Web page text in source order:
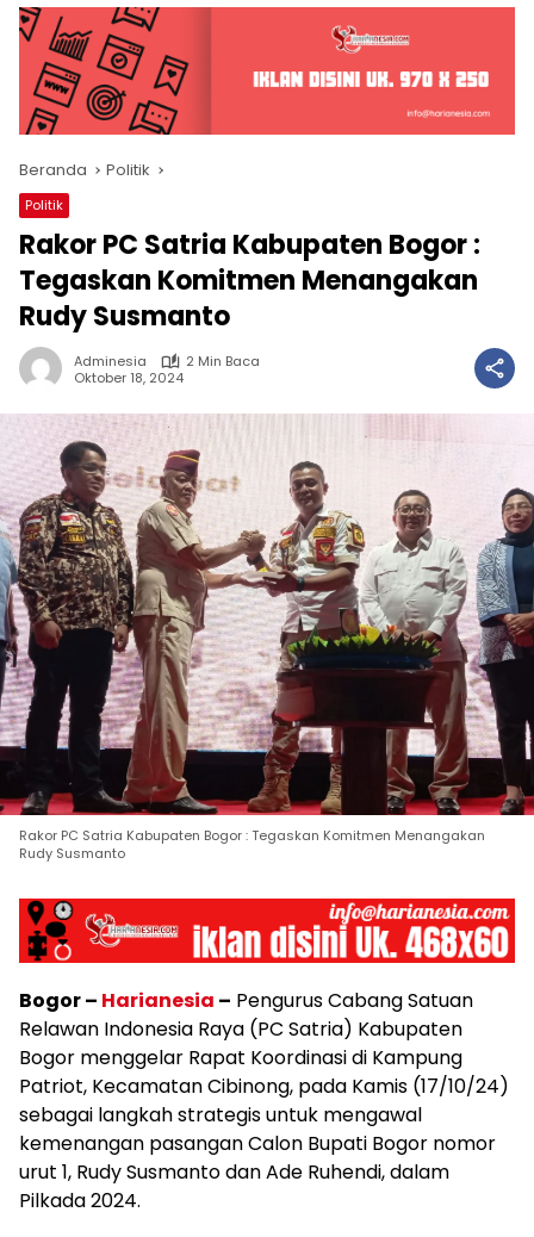
Beranda Politik
Politik
Rakor PC Satria Kabupaten Bogor :
Tegaskan Komitmen Menangakan
Rudy Susmanto
Adminesia
2 Min Baca
Oktober 18, 2024
Rakor PC Satria Kabupaten Bogor : Tegaskan Komitmen Menangakan
Rudy Susmanto
Bogor – Harianesia – Pengurus Cabang Satuan
Relawan Indonesia Raya (PC Satria) Kabupaten
Bogor menggelar Rapat Koordinasi di Kampung
Patriot, Kecamatan Cibinong, pada Kamis (17/10/24)
sebagai langkah strategis untuk mengawal
kemenangan pasangan Calon Bupati Bogor nomor
urut 1, Rudy Susmanto dan Ade Ruhendi, dalam
Pilkada 2024.